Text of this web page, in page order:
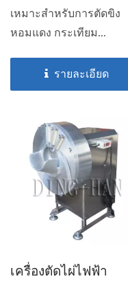
เหมาะสำหรับการตัดขิง
หอมแดง กระเทียม...
รายละเอียด
เครื่องตัดไผ่ไฟฟ้า